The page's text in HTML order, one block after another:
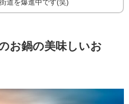
道を爆進中です(笑)
お鍋の美味しいお